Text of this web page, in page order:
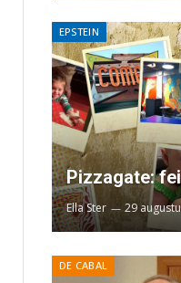
EPSTEIN
Pizzagate:
Ella Ster 29
DE CABAL